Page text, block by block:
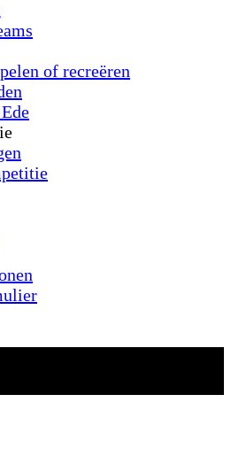
of recreëren